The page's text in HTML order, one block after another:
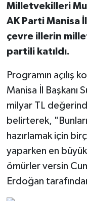
Milletvekilleri
AK Parti Manisa
çevre illerin
partili katıldı.
Programın açılış
Manisa İl Başkanı
milyar TL
belirterek,
hazırlamak için
yaparken en
ömürler versin
Erdoğan